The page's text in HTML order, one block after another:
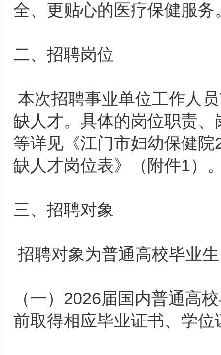
全、更贴心的医疗保健服务
二、招聘岗位
本次招聘事业单位工作人
缺人才。具体的岗位职责
等详见《江门市妇幼保健
缺人才岗位表》（附件1）
三、招聘对象
招聘对象为普通高校毕业
（一）2026届国内普通高
前取得相应毕业证书、学